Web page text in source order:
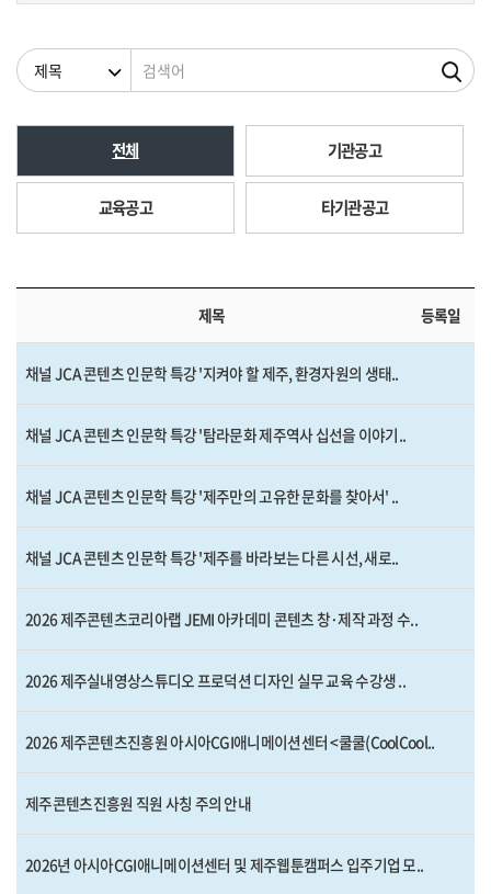
검색조건 검색어
전체 기관공고
교육공고 타기관공고
제목 등록일
채널 JCA 콘텐츠 인문학 특강 '지켜야 할 제주, 환경자원의 생태..
채널 JCA 콘텐츠 인문학 특강 '탐라문화 제주역사 십선을 이야기..
채널 JCA 콘텐츠 인문학 특강 '제주만의 고유한 문화를 찾아서' ..
채널 JCA 콘텐츠 인문학 특강 '제주를 바라보는 다른 시선, 새로..
2026 제주콘텐츠코리아랩 JEMI 아카데미 콘텐츠 창·제작 과정 수..
2026 제주실내영상스튜디오 프로덕션 디자인 실무 교육 수강생 ..
2026 제주콘텐츠진흥원 아시아CGI애니메이션센터 <쿨쿨(CoolCool..
제주콘텐츠진흥원 직원 사칭 주의 안내
2026년 아시아CGI애니메이션센터 및 제주웹툰캠퍼스 입주기업 모..